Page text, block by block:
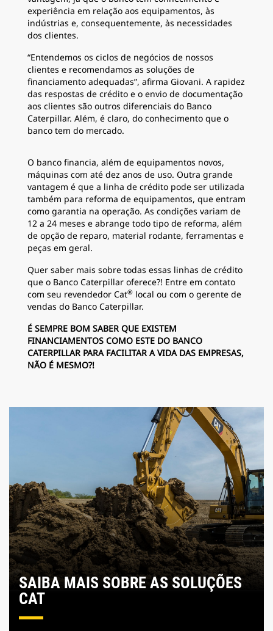
experiência em relação aos equipamentos, às
indústrias e, consequentemente, às necessidades
dos clientes.
“Entendemos os ciclos de negócios de nossos
clientes e recomendamos as soluções de
financiamento adequadas”, afirma Giovani. A rapidez
das respostas de crédito e o envio de documentação
aos clientes são outros diferenciais do Banco
Caterpillar. Além, é claro, do conhecimento que o
banco tem do mercado.
O banco financia, além de equipamentos novos,
máquinas com até dez anos de uso. Outra grande
vantagem é que a linha de crédito pode ser utilizada
também para reforma de equipamentos, que entram
como garantia na operação. As condições variam de
12 a 24 meses e abrange todo tipo de reforma, além
de opção de reparo, material rodante, ferramentas e
peças em geral.
Quer saber mais sobre todas essas linhas de crédito
que o Banco Caterpillar oferece?! Entre em contato
com seu revendedor Cat® local ou com o gerente de
vendas do Banco Caterpillar.
É SEMPRE BOM SABER QUE EXISTEM
FINANCIAMENTOS COMO ESTE DO BANCO
CATERPILLAR PARA FACILITAR A VIDA DAS EMPRESAS,
NÃO É MESMO?!
SAIBA MAIS SOBRE AS SOLUÇÕES
CAT